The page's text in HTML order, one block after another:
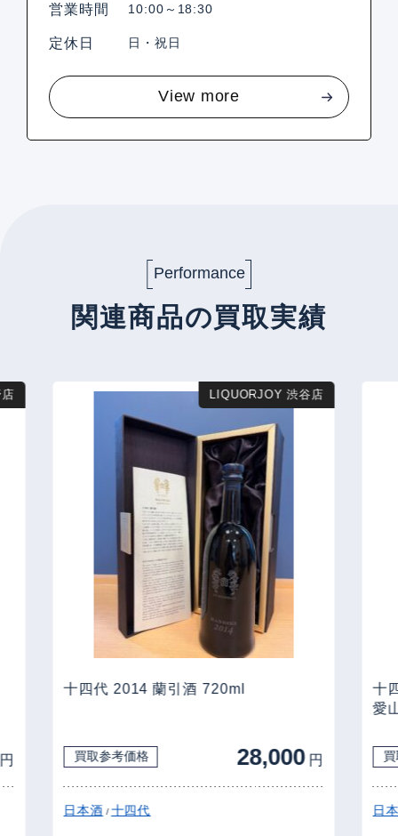
営業時間 10:00～18:30
定休日 日・祝日
View more
Performance
関連商品の買取実績
LIQUORJOY 渋谷店
十四代 2014 蘭引酒 720ml
買取参考価格 28,000 円
日本酒/十四代
十
愛
買
日本